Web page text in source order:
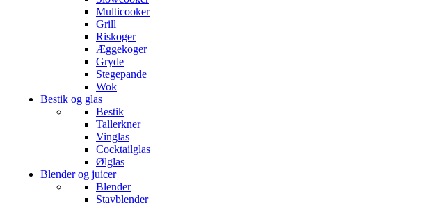
Multicooker
Grill
Riskoger
Æggekoger
Gryde
Stegepande
Wok
Bestik og glas
Bestik
Tallerkner
Vinglas
Cocktailglas
Ølglas
Blender og juicer
Blender
Stavblender